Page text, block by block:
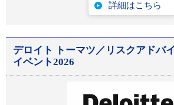
詳細はこちら
デロイト トーマツ／リスクアドバ
イベント2026